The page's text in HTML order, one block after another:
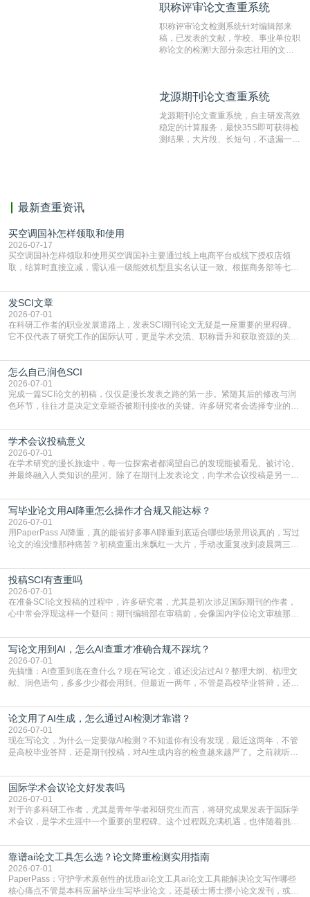
检测速度快、精度高，市场反映良好。
职称评审论文查重系统
职称评审论文检测系统针对编辑部来
稿，已发表的文献，学校、事业单位职
称论文的检测!大部分杂志社用的文献
编辑部检测来稿和已发表的文献,检测
测时注意填写第一作者,才能排除已发
表文献复制比。（限制字符数1万）
龙源期刊论文查重系统
龙源期刊论文查重系统，自主研发高效
稳定的计算服务，最快35S即可获得检
测结果，大片段、长短句，不遗漏一处
最新查重资讯
买空调国补怎样领取和使用
2026-07-17
买空调国补怎样领取和使用买空调国补主要通过线上电商平台或线下授权店领
取，结算时直接立减‌，需认准一级能效机型且实名认证一致。根据商务部等七部
能领到补贴首选‌京东APP‌搜索专属口令(如【家电补贴1637】、【国补立省
4949】等，口令会随活动更新，以页面显示为准)进入补贴专场。淘宝/天猫也可
复制粘贴【8$FKFGgJq
发SCI文章
2026-07-01
在科研工作者的职业发展道路上，发表SCI期刊论文无疑是一座重要的里程碑。
它不仅代表了研究工作的国际认可，更是学术交流、职称晋升和获取资源的关键
战与困惑。从选题立意到投稿回应，每一步都需要精心的策略与扎实的工作。本
篇AEIC学术交流中心小编就为大家介绍“发SCI文章”。一、精准定位是成功的第
一步发表SCI文章，首要解决的问题是“投
怎么自己润色SCI
2026-07-01
完成一篇SCI论文的初稿，仅仅是漫长发表之路的第一步。紧随其后的修改与润
色环节，往往才是决定文章能否被期刊接收的关键。许多研究者会选择专业的语
质量，更能在此过程中深化对学术写作的理解。如何系统、高效地打磨自己的论
文，使其在语言和学术表达上更符合国际期刊的要求，是每位研究者值得投入学
习的技能。本篇AEIC学术交流中心小编就为大家介
学术会议投稿意义
2026-07-01
在学术研究的漫长旅途中，每一位探索者都渴望自己的发现能被看见、被讨论、
并最终融入人类知识的星河。除了在期刊上发表论文，向学术会议投稿是另一个
广阔学术天地的大门，连接着个体研究与社会网络。本篇AEIC学术交流中心小编
就为大家介绍“学术会议投稿意义”。一、加速研究成果的传播与反馈学术会议通
常具有周期短、时效性强的特点。相比期刊漫长的
写毕业论文用AI降重怎么操作才合规又能达标？
2026-07-01
用PaperPass AI降重，真的能省好多事AI降重到底适合哪些场景用说真的，写过
论文的谁没懂那种痛苦？初稿查重出来飘红一大片，手动改重复改到凌晨两三
到秃头。这时候靠谱的AI降重真的就是救命稻草，选对工具，半天就能搞定你两
三天都做不完的事。不是所有人都需要用AI降重，但如果你符合下面这些场景，
真的可以试试：初稿写完重复率远超要
投稿SCI有查重吗
2026-07-01
在准备SCI论文投稿的过程中，许多研究者，尤其是初次涉足国际期刊的作者，
心中常会浮现这样一个疑问：期刊编辑部在审稿前，会像国内学位论文审核那
论文的初审通过率。实际上，SCI期刊对重复内容的审查是严谨投稿流程中不可
或缺的一环。本篇AEIC学术交流中心小编就为大家介绍“投稿SCI有查重吗”。
一、查重是标准流程答案是明确的：绝大多数S
写论文用到AI，怎么AI查重才准确合规不踩坑？
2026-07-01
先搞懂：AI查重到底在查什么？现在写论文，谁还没沾过AI？整理大纲、梳理文
献、润色语句，多多少少都会用到。但最近一两年，不管是高校毕业答辩，还是
须加做AI查重。很多人分不清，AI查重和普通查重到底有啥区别？这里说透：普
通查重查的是你的文字和已公开文献的重复比例，防的是抄袭；AI查重查的是你
的内容里，有多少是AI生成的，防的是过
论文用了AI生成，怎么通过AI检测才靠谱？
2026-07-01
现在写论文，为什么一定要做AI检测？不知道你有没有发现，最近这两年，不管
是高校毕业答辩，还是期刊投稿，对AI生成内容的检查越来越严了。之前就听身
要求修改，还差点被判定学术不规范，真的太冤了。现在国内多数高校和核心期
刊，都已经明确出台了相关规定：如果使用AI生成内容辅助写作，必须明确标
注，未标注的AI生成内容会被认定为不符合学
国际学术会议论文好发表吗
2026-07-01
对于许多科研工作者，尤其是青年学者和研究生而言，将研究成果发表于国际学
术会议，是学术生涯中一个重要的里程碑。这个过程既充满机遇，也伴随着挑
疑问：国际学术会议论文到底好不好发表？其价值和难度究竟如何衡量。本篇
AEIC学术交流中心小编就为大家介绍“国际学术会议论文好发表吗”。一、会议论
文发表的相对优势与期刊论文相比，国际会议论文的发
靠谱ai论文工具怎么选？论文降重检测实用指南
2026-07-01
PaperPass：守护学术原创性的优质ai论文工具ai论文工具能解决论文写作哪些
核心痛点不管是本科应届毕业生写毕业论文，还是硕士博士攒小论文发刊，或是